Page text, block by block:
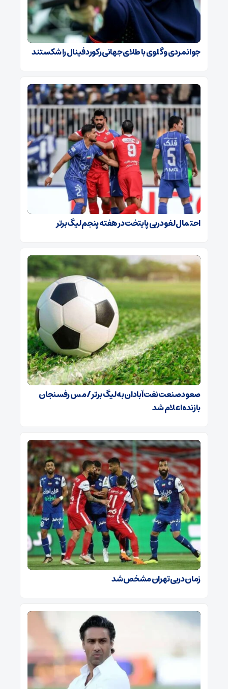
جوانمردی و گلوی با طلای جهانی رکورد فینال را شکستند
احتمال لغو دربی پایتخت در هفته پنجم لیگ برتر
صعود صنعت نفت آبادان به لیگ برتر / مس رفسنجان
بازنده اعلام شد
زمان دربی تهران مشخص شد